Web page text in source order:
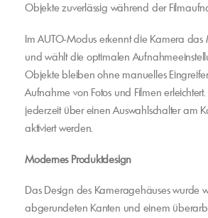
Objekte zuverlässig während der
Im AUTO-Modus erkennt die Kamera das
und wählt die optimalen
Objekte bleiben ohne manuelles
Aufnahme von Fotos und Filmen
jederzeit über einen Auswahlschalter am
aktiviert werden.
Modernes Produktdesign
Das Design des Kameragehäuses wurde
abgerundeten Kanten und einem